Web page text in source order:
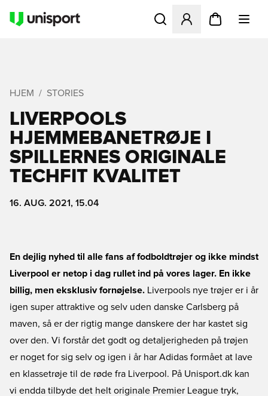
Åbner en Modal til at
HJEM STORIES
LIVERPOOLS
HJEMMEBANETRØJE I
SPILLERNES ORIGINALE
TECHFIT KVALITET
16. AUG. 2021, 15.04
En dejlig nyhed til alle fans af fodboldtrøjer og ikke mindst
Liverpool er netop i dag rullet ind på vores lager. En ikke
billig, men eksklusiv fornøjelse. Liverpools nye trøjer er i år
igen super attraktive og selv uden danske Carlsberg på
maven, så er der rigtig mange danskere der har kastet sig
over den. Vi forstår det godt og detaljerigheden på trøjen
er noget for sig selv og igen i år har Adidas formået at lave
en klassetrøje til de røde fra Liverpool. På Unisport.dk kan
vi endda tilbyde det helt originale Premier League tryk,